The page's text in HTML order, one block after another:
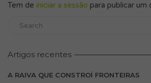
Tem de iniciar a sessão para publicar um
Artigos recentes
A RAIVA QUE CONSTROÍ FRONTEIRAS